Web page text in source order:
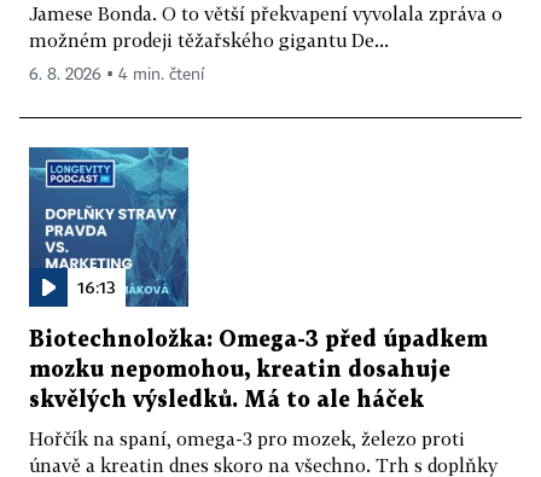
Jamese Bonda. O to větší překvapení vyvolala zpráva o
možném prodeji těžařského gigantu De...
6. 8. 2026 ▪ 4 min. čtení
16:13
Biotechnoložka: Omega-3 před úpadkem
mozku nepomohou, kreatin dosahuje
skvělých výsledků. Má to ale háček
Hořčík na spaní, omega-3 pro mozek, železo proti
únavě a kreatin dnes skoro na všechno. Trh s doplňky